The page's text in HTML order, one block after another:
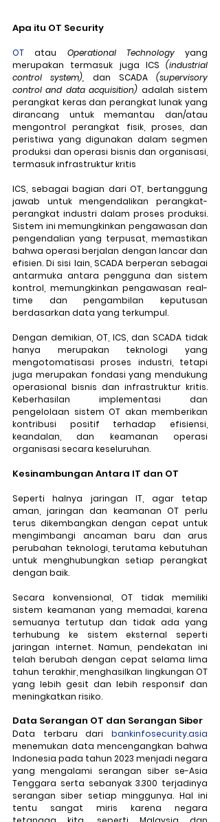
Apa itu OT Security
OT atau Operational Technology yang
merupakan termasuk juga ICS (industrial
control system), dan SCADA (supervisory
control and data acquisition) adalah sistem
perangkat keras dan perangkat lunak yang
dirancang untuk memantau dan/atau
mengontrol perangkat fisik, proses, dan
peristiwa yang digunakan dalam segmen
produksi dan operasi bisnis dan organisasi,
termasuk infrastruktur kritis
ICS, sebagai bagian dari OT, bertanggung
jawab untuk mengendalikan perangkat-
perangkat industri dalam proses produksi.
Sistem ini memungkinkan pengawasan dan
pengendalian yang terpusat, memastikan
bahwa operasi berjalan dengan lancar dan
efisien. Di sisi lain, SCADA berperan sebagai
antarmuka antara pengguna dan sistem
kontrol, memungkinkan pengawasan real-
time dan pengambilan keputusan
berdasarkan data yang terkumpul.
Dengan demikian, OT, ICS, dan SCADA tidak
hanya merupakan teknologi yang
mengotomatisasi proses industri, tetapi
juga merupakan fondasi yang mendukung
operasional bisnis dan infrastruktur kritis.
Keberhasilan implementasi dan
pengelolaan sistem OT akan memberikan
kontribusi positif terhadap efisiensi,
keandalan, dan keamanan operasi
organisasi secara keseluruhan.
Kesinambungan Antara IT dan OT
Seperti halnya jaringan IT, agar tetap
aman, jaringan dan keamanan OT perlu
terus dikembangkan dengan cepat untuk
mengimbangi ancaman baru dan arus
perubahan teknologi, terutama kebutuhan
untuk menghubungkan setiap perangkat
dengan baik.
Secara konvensional, OT tidak memiliki
sistem keamanan yang memadai, karena
semuanya tertutup dan tidak ada yang
terhubung ke sistem eksternal seperti
jaringan internet. Namun, pendekatan ini
telah berubah dengan cepat selama lima
tahun terakhir, menghasilkan lingkungan OT
yang lebih gesit dan lebih responsif dan
meningkatkan risiko.
Data Serangan OT dan Serangan Siber
Data terbaru dari bankinfosecurity.asia
menemukan data mencengangkan bahwa
Indonesia pada tahun 2023 menjadi negara
yang mengalami serangan siber se-Asia
Tenggara serta sebanyak 3.300 terjadinya
serangan siber setiap minggunya. Hal ini
tentu sangat miris karena negara